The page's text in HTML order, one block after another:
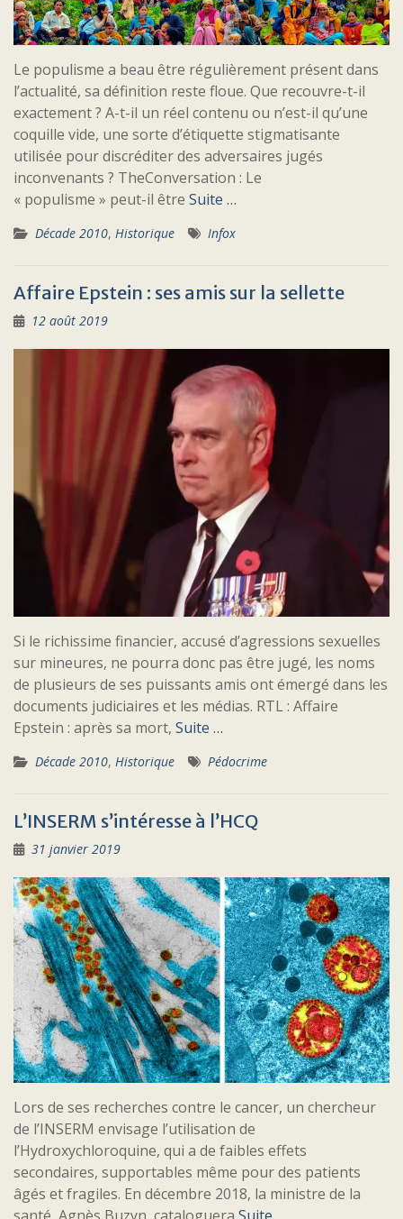
Le populisme a beau être régulièrement présent dans
l’actualité, sa définition reste floue. Que recouvre-t-il
exactement ? A-t-il un réel contenu ou n’est-il qu’une
coquille vide, une sorte d’étiquette stigmatisante
utilisée pour discréditer des adversaires jugés
inconvenants ? TheConversation : Le
« populisme » peut-il être Suite …
Décade 2010, Historique Infox
Affaire Epstein : ses amis sur la sellette
12 août 2019
Si le richissime financier, accusé d’agressions sexuelles
sur mineures, ne pourra donc pas être jugé, les noms
de plusieurs de ses puissants amis ont émergé dans les
documents judiciaires et les médias. RTL : Affaire
Epstein : après sa mort, Suite …
Décade 2010, Historique Pédocrime
L’INSERM s’intéresse à l’HCQ
31 janvier 2019
Lors de ses recherches contre le cancer, un chercheur
de l’INSERM envisage l’utilisation de
l’Hydroxychloroquine, qui a de faibles effets
secondaires, supportables même pour des patients
âgés et fragiles. En décembre 2018, la ministre de la